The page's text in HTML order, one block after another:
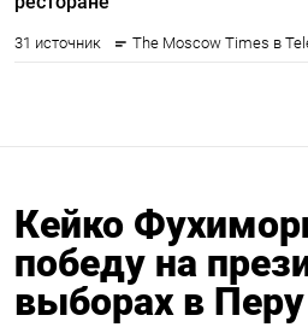
Кейко
победу на
выборах в Перу